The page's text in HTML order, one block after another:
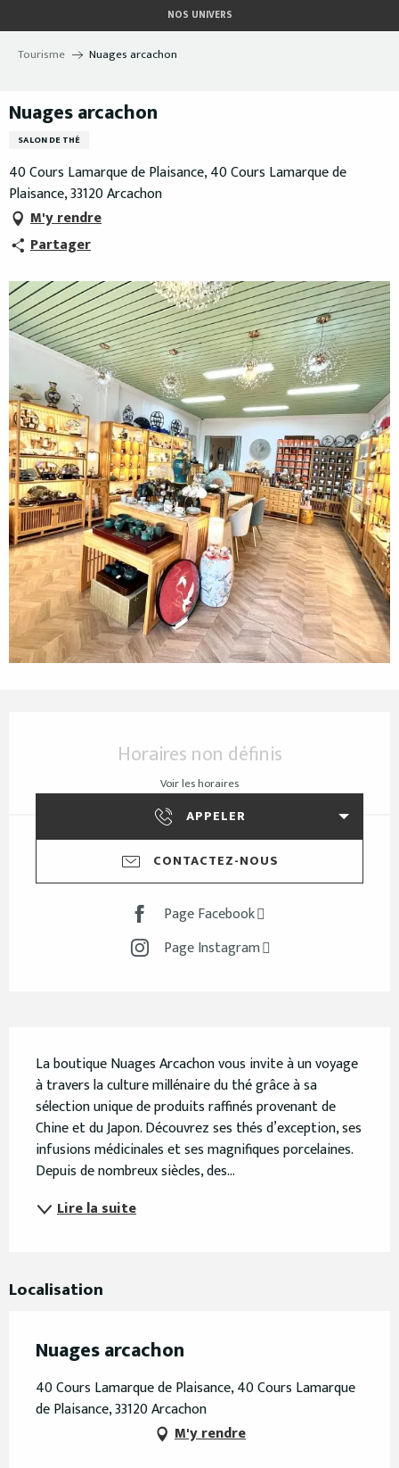
au
contenu
NOS UNIVERS
Tourisme Nuages arcachon
Nuages arcachon
SALON DE THÉ
40 Cours Lamarque de Plaisance, 40 Cours Lamarque de
Plaisance, 33120 Arcachon
M'y rendre
Partager
Horaires non définis
Voir les horaires
APPELER
CONTACTEZ-NOUS
Page Facebook
Page Instagram
La boutique Nuages Arcachon vous invite à un voyage
à travers la culture millénaire du thé grâce à sa
sélection unique de produits raffinés provenant de
Chine et du Japon. Découvrez ses thés d’exception, ses
infusions médicinales et ses magnifiques porcelaines.
Depuis de nombreux siècles, des...
Lire la suite
Localisation
Nuages arcachon
40 Cours Lamarque de Plaisance, 40 Cours Lamarque
de Plaisance, 33120 Arcachon
M'y rendre